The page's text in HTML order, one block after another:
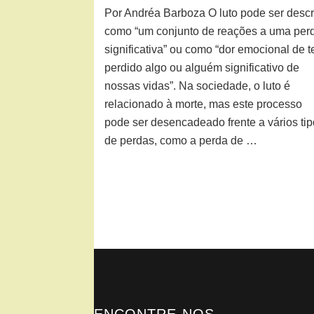
Por Andréa Barboza O luto pode ser
como “um conjunto de reações a uma
significativa” ou como “dor emocional de
perdido algo ou alguém significativo de
nossas vidas”. Na sociedade, o luto é
relacionado à morte, mas este processo
pode ser desencadeado frente a vários
de perdas, como a perda de …